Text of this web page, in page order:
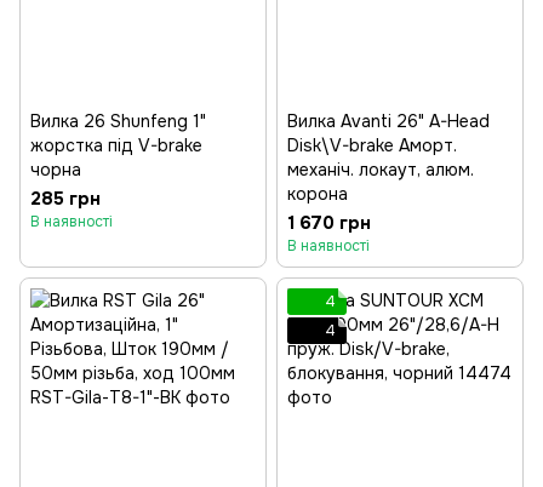
Вилка 26 Shunfeng 1"
жорстка під V-brake
чорна
285 грн
В наявності
Вилка Avanti 26" A-Head
Disk\V-brake Аморт.
механіч. локаут, алюм.
корона
1 670 грн
В наявності
4
4